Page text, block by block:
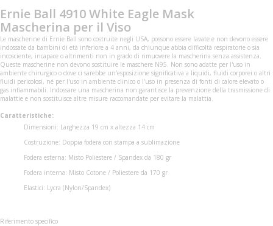
Ernie Ball 4910 White Eagle Mask
Mascherina per il Viso
Le mascherine di Ernie Ball sono costruite negli USA, possono essere lavate e non devono essere
indossate da bambini di età inferiore a 4 anni, da chiunque abbia difficoltà respiratorie o sia
incosciente, incapace o altrimenti non in grado di rimuovere la mascherina senza assistenza.
Queste mascherine non devono sostituire le maschere N95. Non sono adatte per l'uso in
ambiente chirurgico o dove ci sarebbe un'esposizione significativa a liquidi, fluidi corporei o altri
fluidi pericolosi, né per l'uso in ambiente clinico o l'uso in presenza di fonti di calore elevato o
gas infiammabili. Indossare una mascherina non garantisce la prevenzione della trasmissione di
malattie e non sostituisce altre misure raccomandate per evitare la malattia.
Caratteristiche:
Dimensioni: Larghezza 19 cm x altezza 14 cm
Costruzione: Doppia fodera con stampa a sublimazione
Fodera esterna: Misto Poliestere / Spandex da 180 gr
Fodera interna: Misto Cotone / Poliestere da 170 gr
Elastici: Lycra (Nylon/Spandex)
Riferimento specifico